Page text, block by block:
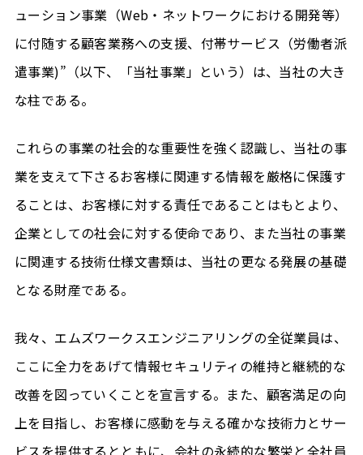
ューション事業（Web・ネットワークにおける開発等）
に付随する顧客業務への支援、付帯サービス（労働者派
遣事業)”（以下、「当社事業」という）は、当社の大き
な柱である。
これらの事業の社会的な重要性を強く認識し、当社の事
業を支えて下さるお客様に関連する情報を厳格に保護す
ることは、お客様に対する責任であることはもとより、
企業としての社会に対する使命であり、また当社の事業
に関連する技術仕様文書類は、当社の更なる発展の基礎
となる財産である。
我々、エムズワークスエンジニアリングの全従業員は、
ここに全力をあげて情報セキュリティの維持と継続的な
改善を図っていくことを宣言する。また、顧客満足の向
上を目指し、お客様に感動を与える確かな技術力とサー
ビスを提供するとともに、会社の永続的な繁栄と全社員